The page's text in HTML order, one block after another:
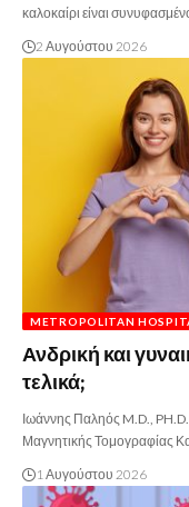
καλοκαίρι είναι συνυφασμένο
2 Αυγούστου 2026
METROPOLITAN
Ανδρική και
τελικά;
Ιωάννης Παληός M.D.,
Μαγνητικής Τομογραφίας
1 Αυγούστου 2026